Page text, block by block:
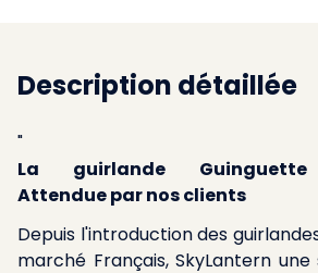
Description détaillée
"
La guirlande Guinguette
Attendue par nos clients
Depuis l'introduction des
marché Français, SkyLantern